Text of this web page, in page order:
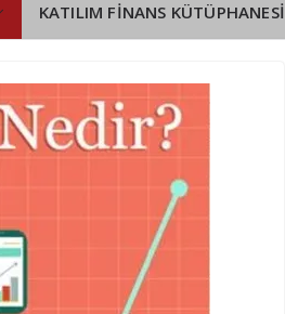
KATILIM FİNANS KÜTÜPHANESİ